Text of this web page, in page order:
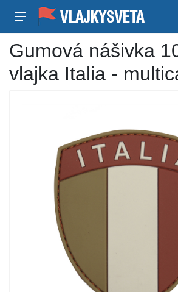
Gumová nášivka
vlajka Italia -